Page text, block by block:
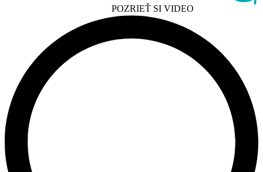
POZRIEŤ SI VIDEO